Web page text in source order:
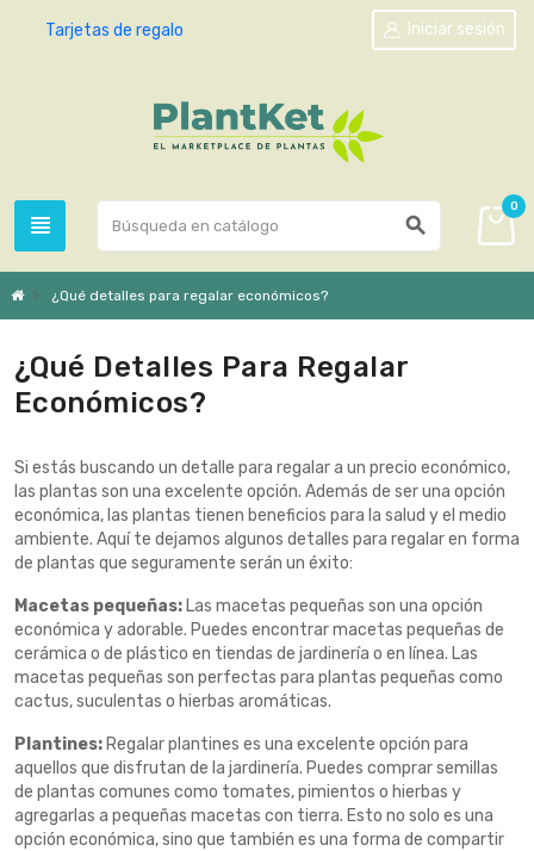
Tarjetas de regalo
view_headline search
Iniciar sesión
0
chevron_right ¿Qué detalles para regalar económicos?
¿Qué Detalles Para Regalar
Económicos?
Si estás buscando un detalle para regalar a un precio económico,
las plantas son una excelente opción. Además de ser una opción
económica, las plantas tienen beneficios para la salud y el medio
ambiente. Aquí te dejamos algunos detalles para regalar en forma
de plantas que seguramente serán un éxito:
Macetas pequeñas: Las macetas pequeñas son una opción
económica y adorable. Puedes encontrar macetas pequeñas de
cerámica o de plástico en tiendas de jardinería o en línea. Las
macetas pequeñas son perfectas para plantas pequeñas como
cactus, suculentas o hierbas aromáticas.
Plantines: Regalar plantines es una excelente opción para
aquellos que disfrutan de la jardinería. Puedes comprar semillas
de plantas comunes como tomates, pimientos o hierbas y
agregarlas a pequeñas macetas con tierra. Esto no solo es una
opción económica, sino que también es una forma de compartir